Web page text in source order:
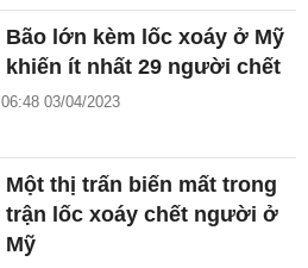
Bão lớn kèm lốc xoáy ở Mỹ
khiến ít nhất 29 người chết
06:48 03/04/2023
Một thị trấn biến mất trong
trận lốc xoáy chết người ở
Mỹ